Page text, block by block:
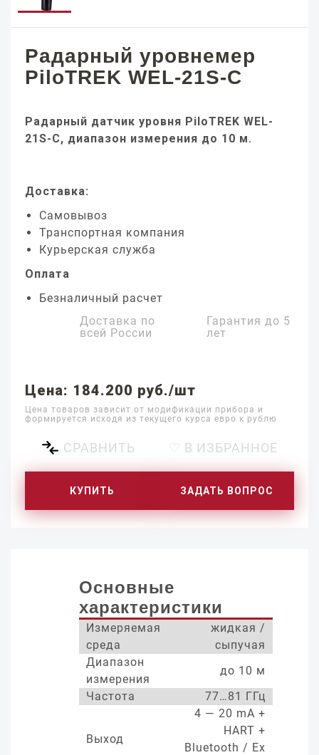
Радарный уровнемер
PiloTREK WEL-21S-C
Радарный датчик уровня PiloTREK WEL-
21S-C, диапазон измерения до 10 м.
Доставка:
Самовывоз
Транспортная компания
Курьерская служба
Оплата
Безналичный расчет
Доставка по
всей России
Гарантия до 5
лет
Цена: 184.200 руб./шт
Цена товаров зависит от модификации прибора и
формируется исходя из текущего курса евро к рублю
СРАВНИТЬ ♡ В ИЗБРАННОЕ
КУПИТЬ ЗАДАТЬ ВОПРОС
Основные
характеристики
Измеряемая
среда
жидкая /
сыпучая
Диапазон
измерения
до 10 м
Частота
77…81 ГГц
Выход
4 — 20 mA +
HART +
Bluetooth / Ex